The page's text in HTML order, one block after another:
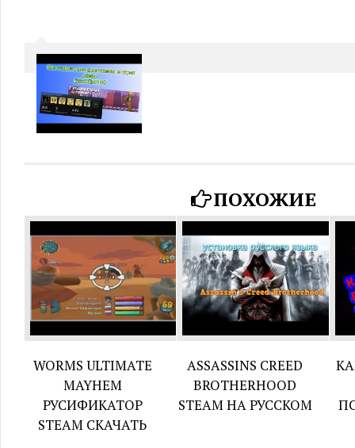
ПОХОЖИЕ
WORMS ULTIMATE
MAYHEM
РУСИФИКАТОР
STEAM СКАЧАТЬ
ASSASSINS CREED
BROTHERHOOD
STEAM НА РУССКОМ